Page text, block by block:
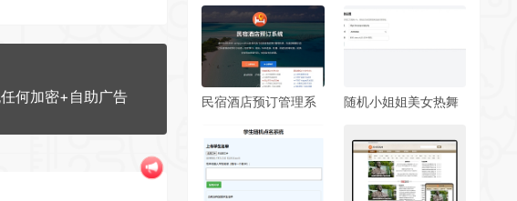
何加密+自助广告
WordPress主题模版
通用，10 款小游戏 +
自动存档功能
民宿酒店预订管理系
接 / 吐槽 / 周边信息
功能
随机小姐姐美女热舞